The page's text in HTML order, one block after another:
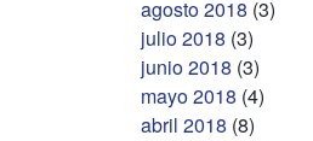
agosto 2018 (3)
julio 2018 (3)
junio 2018 (3)
mayo 2018 (4)
abril 2018 (8)